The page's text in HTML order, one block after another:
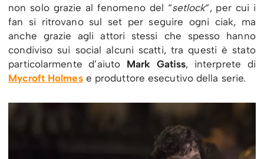
non solo grazie al fenomeno del “setlock“, per cui i
fan si ritrovano sul set per seguire ogni ciak, ma
anche grazie agli attori stessi che spesso hanno
condiviso sui social alcuni scatti, tra questi è stato
particolarmente d’aiuto Mark Gatiss, interprete di
Mycroft Holmese produttore esecutivo della serie.